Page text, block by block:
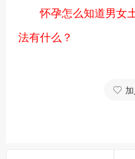
怀孕怎么知道男女
法有什么？